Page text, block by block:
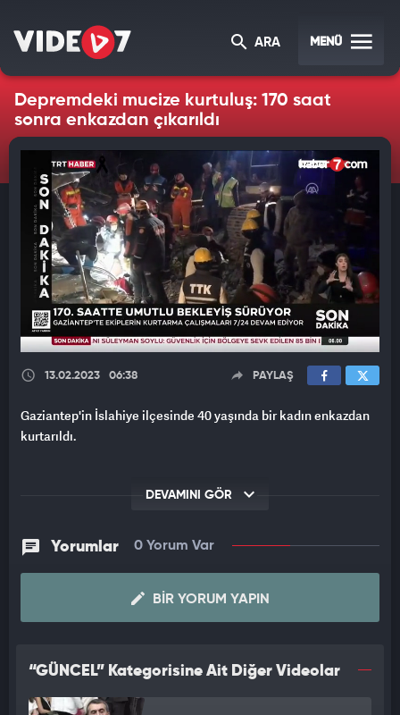
ARA MENÜ
Depremdeki mucize kurtuluş: 170 saat
sonra enkazdan çıkarıldı
13.02.2023 06:38 PAYLAŞ
Gaziantep'in İslahiye ilçesinde 40 yaşında bir kadın enkazdan
kurtarıldı.
DEVAMINI GÖR
Yorumlar 0 Yorum Var
BIR YORUM YAPIN
“GÜNCEL” Kategorisine Ait Diğer Videolar